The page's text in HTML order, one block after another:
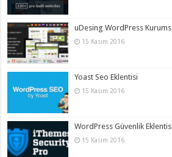
uDesing WordPress
15 Kasım 2016
Yoast Seo Eklentisi
15 Kasım 2016
WordPress Güvenlik
15 Kasım 2016